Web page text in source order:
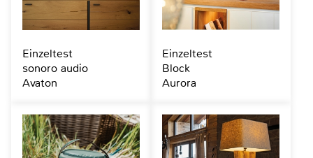
Einzeltest
sonoro audio
Avaton
Einzeltest
Block
Aurora